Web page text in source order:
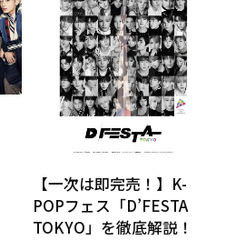
【一次は即完売！】K-
POPフェス「D’FESTA
TOKYO」を徹底解説！